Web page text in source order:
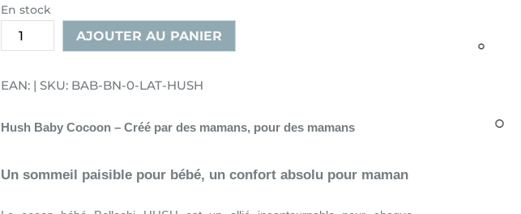
En stock
quantité
de
bébé
Latte
AJOUTER AU PANIER
EAN: | SKU: BAB-BN-0-LAT-HUSH
Hush Baby Cocoon – Créé par des mamans, pour des mamans
Un sommeil paisible pour bébé, un confort absolu pour maman